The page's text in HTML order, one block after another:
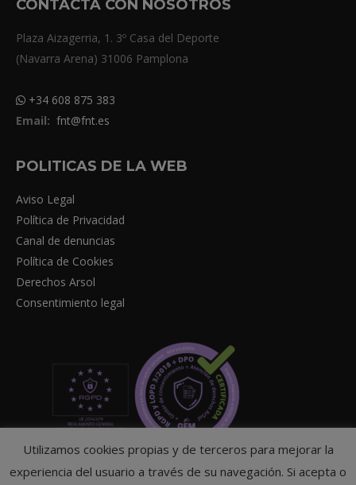
CONTACTA CON NOSOTROS
Plaza Aizagerria, 1. 3º Casa del Deporte
(Navarra Arena) 31006 Pamplona
+34 608 875 383
Email: fnt@fnt.es
POLITICAS DE LA WEB
Aviso Legal
Política de Privacidad
Canal de denuncias
Política de Cookies
Derechos Arsol
Consentimiento legal
Utilizamos cookies propias y de terceros para mejorar la
experiencia del usuario a través de su navegación. Si acepta o